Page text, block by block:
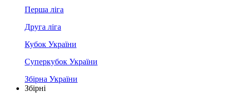
Перша ліга
Друга ліга
Кубок України
Суперкубок України
Збірна України
Збірні